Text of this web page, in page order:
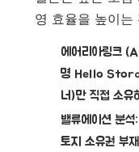
영 효율을 높이는
에어리아링크
명 Hello
너)만 직접 소유
밸류에이션 분석:
토지 소유권 부